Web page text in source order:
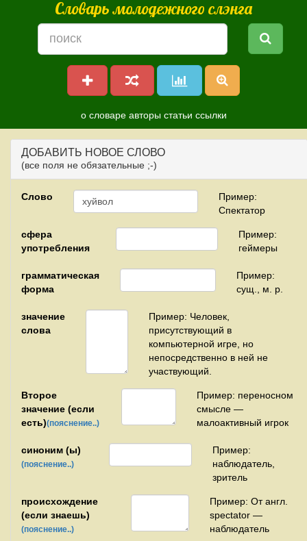
Словарь молодежного слэнга
о словаре авторы статьи ссылки
ДОБАВИТЬ НОВОЕ СЛОВО
(все поля не обязательные ;-)
Слово
Пример:
Спектатор
сфера
употребления
Пример:
геймеры
грамматическая
форма
Пример:
сущ., м. р.
значение
слова
Пример: Человек,
присутствующий в
компьютерной игре, но
непосредственно в ней не
участвующий.
Второе
значение (если
есть)(пояснение..)
Пример: переносном
смысле —
малоактивный игрок
синоним (ы)
(пояснение..)
Пример:
наблюдатель,
зритель
происхождение
(если знаешь)
(пояснение..)
Пример: От англ.
spectator —
наблюдатель